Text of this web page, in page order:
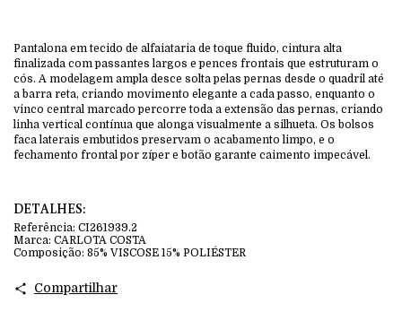
Pantalona em tecido de alfaiataria de toque fluido, cintura alta
finalizada com passantes largos e pences frontais que estruturam o
cós. A modelagem ampla desce solta pelas pernas desde o quadril até
a barra reta, criando movimento elegante a cada passo, enquanto o
vinco central marcado percorre toda a extensão das pernas, criando
linha vertical contínua que alonga visualmente a silhueta. Os bolsos
faca laterais embutidos preservam o acabamento limpo, e o
fechamento frontal por zíper e botão garante caimento impecável.
DETALHES:
Referência: CI261939.2
Marca: CARLOTA COSTA
Composição: 85% VISCOSE 15% POLIÉSTER
Compartilhar